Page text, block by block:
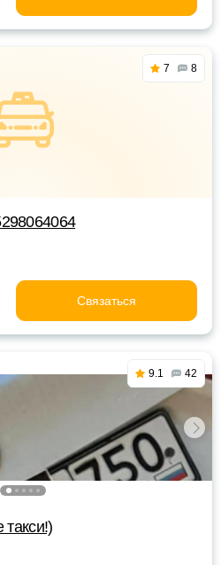
7 8
Связаться
9.1 42